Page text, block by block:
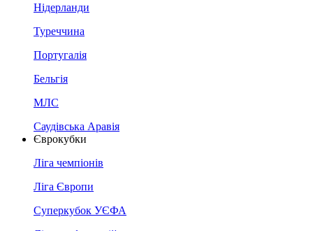
Нідерланди
Туреччина
Португалія
Бельгія
МЛС
Саудівська Аравія
Єврокубки
Ліга чемпіонів
Ліга Європи
Суперкубок УЄФА